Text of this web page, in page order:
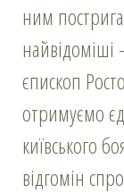
ним
найвідоміші
єпископ
отримуємо
київського
відгомін